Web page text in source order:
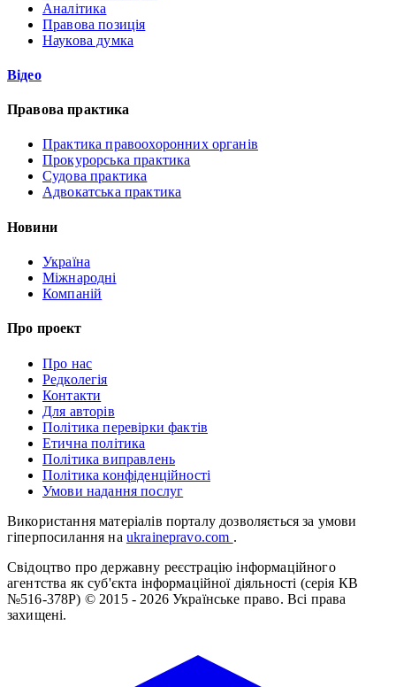
Аналітика
Правова позиція
Наукова думка
Відео
Правова практика
Практика правоохоронних органів
Прокурорська практика
Судова практика
Адвокатська практика
Новини
Україна
Міжнародні
Компаній
Про проект
Про нас
Редколегія
Контакти
Для авторів
Політика перевірки фактів
Етична політика
Політика виправлень
Політика конфіденційності
Умови надання послуг
Використання матеріалів порталу дозволяється за умови
гіперпосилання на ukrainepravo.com .
Свідоцтво про державну реєстрацію інформаційного
агентства як суб'єкта інформаційної діяльності (серія КВ
№516-378Р) © 2015 - 2026 Українське право. Всі права
захищені.